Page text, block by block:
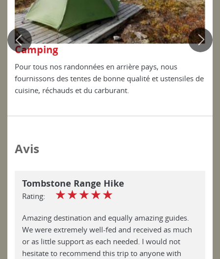
Camping
Pour tous nos randonnées en arrière pays, nous
fournissons des tentes de bonne qualité et ustensiles de
cuisine, réchauds et du carburant.
Avis
Tombstone Range Hike
Rating: ☆☆☆☆☆
Amazing destination and equally amazing guides.
We were extremely well-fed and received as much
or as little support as each needed. I would not
hesitate to recommend this trip to anyone with